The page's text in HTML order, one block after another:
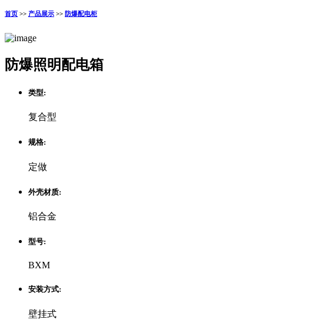
首页 >> 产品展示 >> 防爆配电柜
防爆照明配电箱
类型:
复合型
规格:
定做
外壳材质:
铝合金
型号:
BXM
安装方式:
壁挂式